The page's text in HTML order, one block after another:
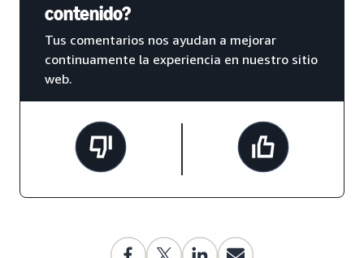
contenido?
Tus comentarios nos ayudan a mejorar
continuamente la experiencia en nuestro sitio
web.